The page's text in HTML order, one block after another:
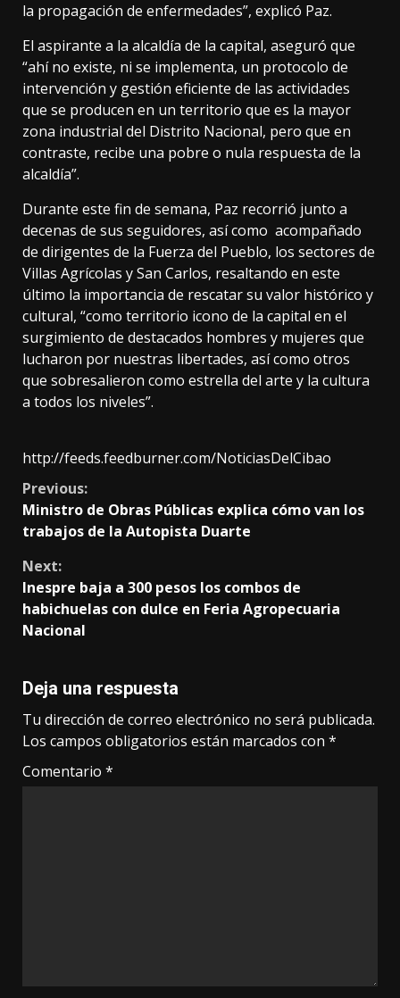
la propagación de enfermedades”, explicó Paz.
El aspirante a la alcaldía de la capital, aseguró que
“ahí no existe, ni se implementa, un protocolo de
intervención y gestión eficiente de las actividades
que se producen en un territorio que es la mayor
zona industrial del Distrito Nacional, pero que en
contraste, recibe una pobre o nula respuesta de la
alcaldía”.
Durante este fin de semana, Paz recorrió junto a
decenas de sus seguidores, así como acompañado
de dirigentes de la Fuerza del Pueblo, los sectores de
Villas Agrícolas y San Carlos, resaltando en este
último la importancia de rescatar su valor histórico y
cultural, “como territorio icono de la capital en el
surgimiento de destacados hombres y mujeres que
lucharon por nuestras libertades, así como otros
que sobresalieron como estrella del arte y la cultura
a todos los niveles”.
http://feeds.feedburner.com/NoticiasDelCibao
Continue
Reading
Previous:
Ministro de Obras Públicas explica cómo van los
trabajos de la Autopista Duarte
Next:
Inespre baja a 300 pesos los combos de
habichuelas con dulce en Feria Agropecuaria
Nacional
Deja una respuesta
Tu dirección de correo electrónico no será publicada.
Los campos obligatorios están marcados con *
Comentario *